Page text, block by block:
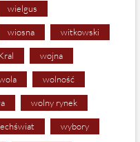
wielgus
wiosna witkowski
wojna
wolność
wolny rynek
wybory